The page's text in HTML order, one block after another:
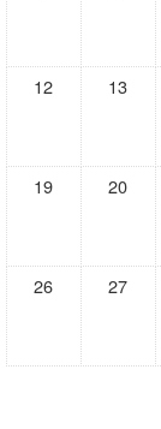
12 13
19 20
26 27